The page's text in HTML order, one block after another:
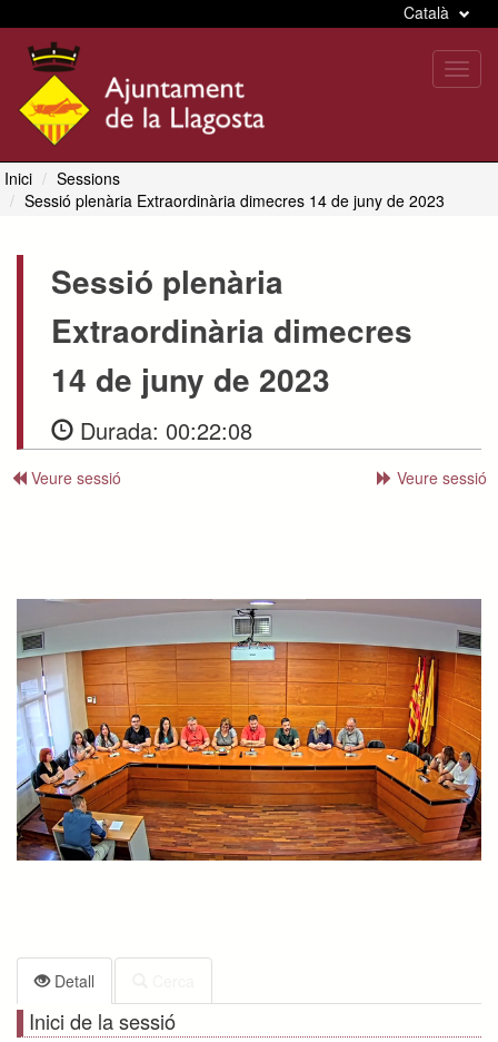
Català
Inici
Sessions
Sessió plenària Extraordinària dimecres 14 de juny de 2023
Sessió plenària
Extraordinària dimecres
14 de juny de 2023
Durada: 00:22:08
Veure sessió Veure sessió
Detall
Inici de la sessió